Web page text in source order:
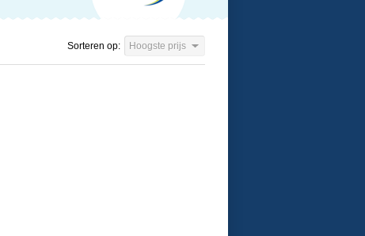
Sorteren op: Hoogste prijs